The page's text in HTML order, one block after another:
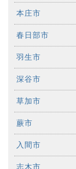
本庄市
春日部市
羽生市
深谷市
草加市
蕨市
入間市
志木市